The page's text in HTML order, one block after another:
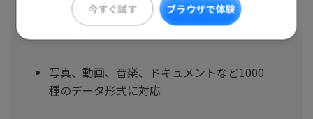
今すぐ試す ブラウザで体験
PC、HDD、ゴミ箱、SDカード、USBメモリ
写真、動画、音楽、ドキュメントなど1000
種のデータ形式に対応